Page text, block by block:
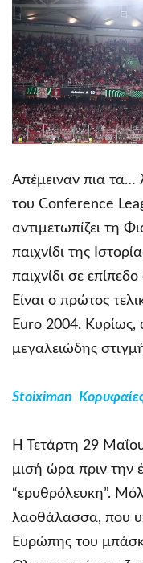
Απέμειναν πια τα…
του Conference
αντιμετωπίζει τη
παιχνίδι της
παιχνίδι σε
Είναι ο πρώτος
Euro 2004. Κυρίως,
μεγαλειώδης
Stoiximan
Η Τετάρτη 29
μισή ώρα πριν την
“ερυθρόλευκη”.
λαοθάλασσα, που
Ευρώπης του